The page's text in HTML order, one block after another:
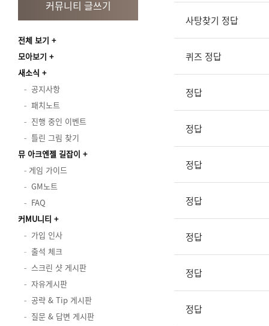
커뮤니티 글쓰기
전체 보기
모아보기
새소식
공지사항
패치노트
진행 중인 이벤트
틀린 그림 찾기
뮤 아크엔젤 길잡이
게임 가이드
GM노트
FAQ
커MU니티
가입 인사
출석 체크
스크린 샷 게시판
자유게시판
공략 & Tip 게시판
질문 & 답변 게시판
사탕찾기 정답
퀴즈 정답
정답
정답
정답
정답
정답
정답
정답